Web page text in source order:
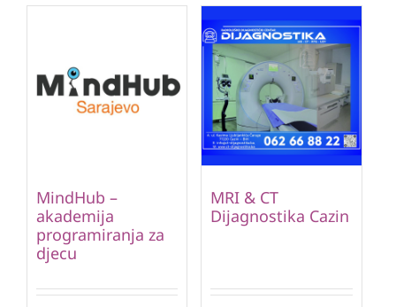
MindHub –
akademija
programiranja za
djecu
MRI & CT
Dijagnostika Cazin